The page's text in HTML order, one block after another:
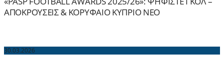
ΑΠΟΚΡΟΥΣΕΙΣ & ΚΟΡΥΦΑΙΟ ΚΥΠΡΙΟ ΝΕΟ
30.03.2026